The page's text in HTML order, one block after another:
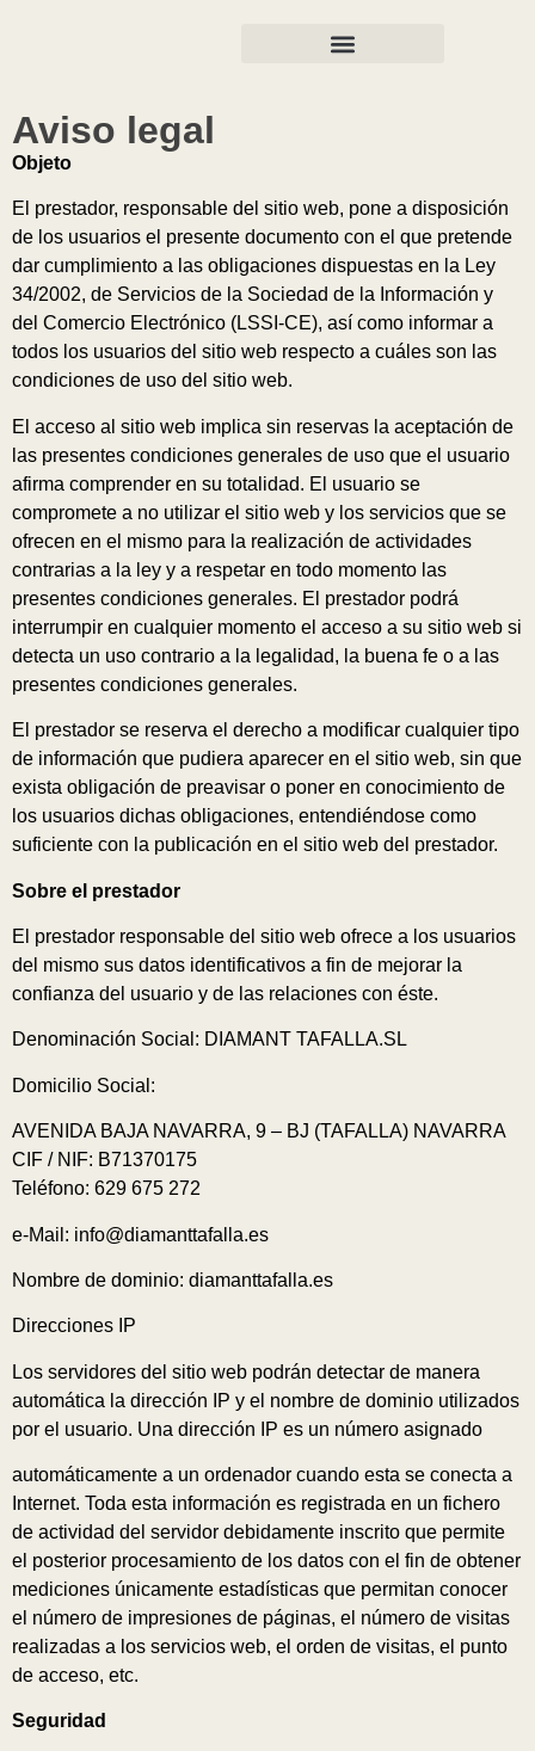
Aviso legal
Objeto
El prestador, responsable del sitio web, pone a disposición
de los usuarios el presente documento con el que pretende
dar cumplimiento a las obligaciones dispuestas en la Ley
34/2002, de Servicios de la Sociedad de la Información y
del Comercio Electrónico (LSSI-CE), así como informar a
todos los usuarios del sitio web respecto a cuáles son las
condiciones de uso del sitio web.
El acceso al sitio web implica sin reservas la aceptación de
las presentes condiciones generales de uso que el usuario
afirma comprender en su totalidad. El usuario se
compromete a no utilizar el sitio web y los servicios que se
ofrecen en el mismo para la realización de actividades
contrarias a la ley y a respetar en todo momento las
presentes condiciones generales. El prestador podrá
interrumpir en cualquier momento el acceso a su sitio web si
detecta un uso contrario a la legalidad, la buena fe o a las
presentes condiciones generales.
El prestador se reserva el derecho a modificar cualquier tipo
de información que pudiera aparecer en el sitio web, sin que
exista obligación de preavisar o poner en conocimiento de
los usuarios dichas obligaciones, entendiéndose como
suficiente con la publicación en el sitio web del prestador.
Sobre el prestador
El prestador responsable del sitio web ofrece a los usuarios
del mismo sus datos identificativos a fin de mejorar la
confianza del usuario y de las relaciones con éste.
Denominación Social: DIAMANT TAFALLA.SL
Domicilio Social:
AVENIDA BAJA NAVARRA, 9 – BJ (TAFALLA) NAVARRA
CIF / NIF: B71370175
Teléfono: 629 675 272
e-Mail: info@diamanttafalla.es
Nombre de dominio: diamanttafalla.es
Direcciones IP
Los servidores del sitio web podrán detectar de manera
automática la dirección IP y el nombre de dominio utilizados
por el usuario. Una dirección IP es un número asignado
automáticamente a un ordenador cuando esta se conecta a
Internet. Toda esta información es registrada en un fichero
de actividad del servidor debidamente inscrito que permite
el posterior procesamiento de los datos con el fin de obtener
mediciones únicamente estadísticas que permitan conocer
el número de impresiones de páginas, el número de visitas
realizadas a los servicios web, el orden de visitas, el punto
de acceso, etc.
Seguridad